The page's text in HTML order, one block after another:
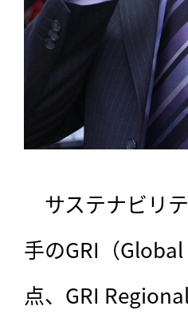
サステナビリ
手のGRI（
点、GRI